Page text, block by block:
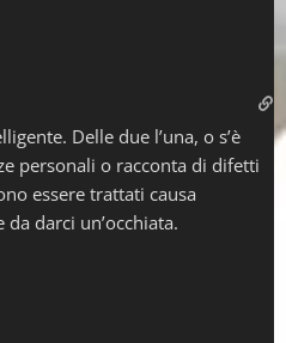
Delle due l’una, o s’è
personali o racconta di difetti
essere trattati causa
darci un’occhiata.